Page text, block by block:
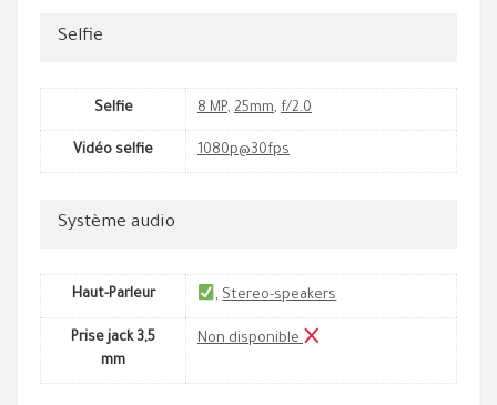
Selfie
Selfie 8 MP, 25mm, f/2.0
Vidéo selfie 1080p@30fps
Système audio
Haut-Parleur ,Stereo-speakers
Prise jack 3,5
mm
Non disponible